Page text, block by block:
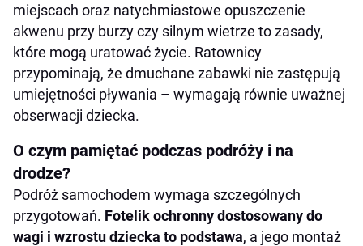
miejscach oraz natychmiastowe opuszczenie
akwenu przy burzy czy silnym wietrze to zasady,
które mogą uratować życie. Ratownicy
przypominają, że dmuchane zabawki nie zastępują
umiejętności pływania – wymagają równie uważnej
obserwacji dziecka.
O czym pamiętać podczas podróży i na
drodze?
Podróż samochodem wymaga szczególnych
przygotowań. Fotelik ochronny dostosowany do
wagi i wzrostu dziecka to podstawa, a jego montaż